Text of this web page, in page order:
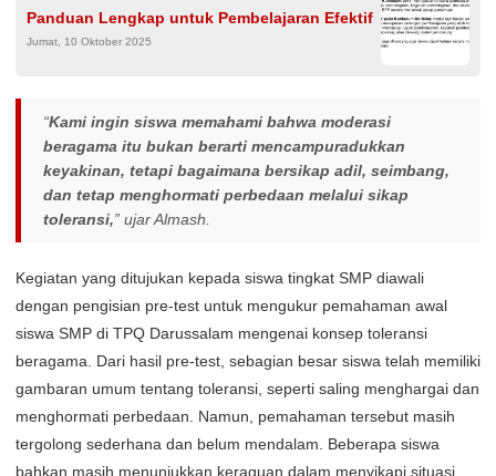
Panduan Lengkap untuk Pembelajaran Efektif
Jumat, 10 Oktober 2025
“Kami ingin siswa memahami bahwa moderasi
beragama itu bukan berarti mencampuradukkan
keyakinan, tetapi bagaimana bersikap adil, seimbang,
dan tetap menghormati perbedaan melalui sikap
toleransi,” ujar Almash.
Kegiatan yang ditujukan kepada siswa tingkat SMP diawali
dengan pengisian pre-test untuk mengukur pemahaman awal
siswa SMP di TPQ Darussalam mengenai konsep toleransi
beragama. Dari hasil pre-test, sebagian besar siswa telah memiliki
gambaran umum tentang toleransi, seperti saling menghargai dan
menghormati perbedaan. Namun, pemahaman tersebut masih
tergolong sederhana dan belum mendalam. Beberapa siswa
bahkan masih menunjukkan keraguan dalam menyikapi situasi